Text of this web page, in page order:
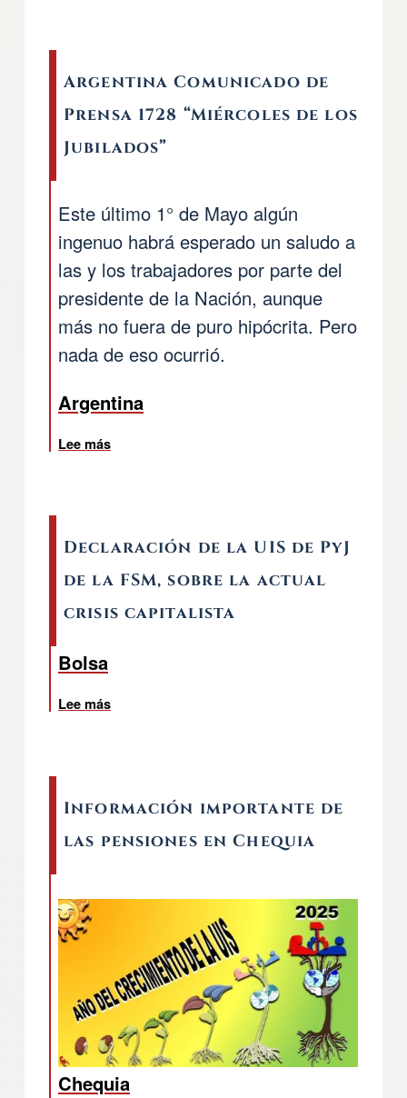
Argentina Comunicado de
Prensa 1728 “Miércoles de los
Jubilados”
Este último 1° de Mayo algún
ingenuo habrá esperado un saludo a
las y los trabajadores por parte del
presidente de la Nación, aunque
más no fuera de puro hipócrita. Pero
nada de eso ocurrió.
Argentina
Lee más
Declaración de la UIS de PyJ
de la FSM, sobre la actual
crisis capitalista
Bolsa
Lee más
Información importante de
las pensiones en Chequia
Chequia